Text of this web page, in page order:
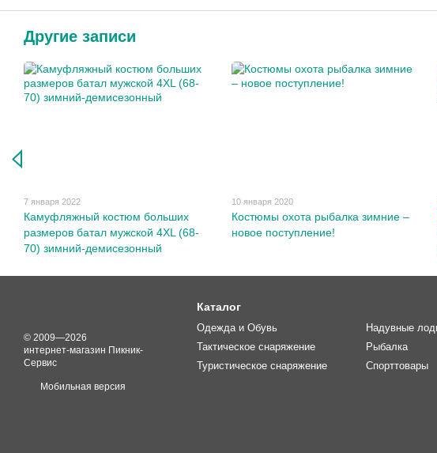
Другие записи
7 января 2022
Камуфляжный костюм больших
размеров батал мужской 4XL (68-
70) зимний-демисезонный
10 января 2020
Костюмы охота рыбалка зимние –
новое поступление!
© 2009—2026
интернет-магазин Пикник-
Сервис
Мобильная версия
Каталог
Одежда и Обувь
Тактическое снаряжение
Туристическое снаряжение
Надувные
Рыбалка
Спорттовары